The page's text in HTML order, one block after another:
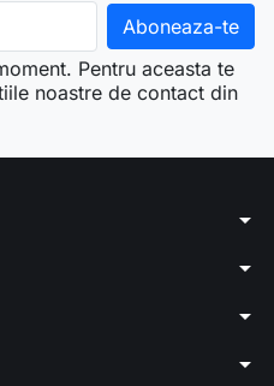
Pentru aceasta te
noastre de contact din
arrow_drop_down
arrow_drop_down
arrow_drop_down
arrow_drop_down